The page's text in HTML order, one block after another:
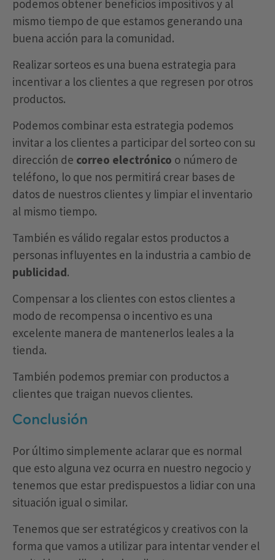
podemos obtener beneficios impositivos y al
mismo tiempo de que estamos generando una
buena acción para la comunidad.
Realizar sorteos es una buena estrategia para
incentivar a los clientes a que regresen por otros
productos.
Podemos combinar esta estrategia podemos
invitar a los clientes a participar del sorteo con su
dirección de correo electrónico o número de
teléfono, lo que nos permitirá crear bases de
datos de nuestros clientes y limpiar el inventario
al mismo tiempo.
También es válido regalar estos productos a
personas influyentes en la industria a cambio de
publicidad.
Compensar a los clientes con estos clientes a
modo de recompensa o incentivo es una
excelente manera de mantenerlos leales a la
tienda.
También podemos premiar con productos a
clientes que traigan nuevos clientes.
Conclusión
Por último simplemente aclarar que es normal
que esto alguna vez ocurra en nuestro negocio y
tenemos que estar predispuestos a lidiar con una
situación igual o similar.
Tenemos que ser estratégicos y creativos con la
forma que vamos a utilizar para intentar vender el